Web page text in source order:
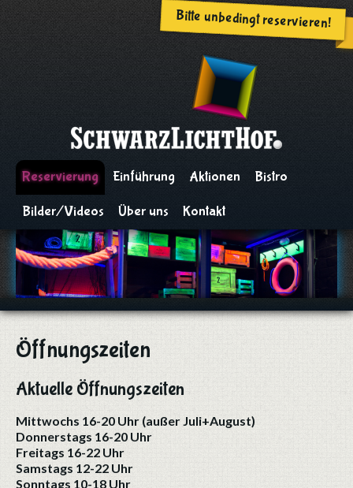
Reservierung Einführung Aktionen Bistro
Bilder/Videos Über uns Kontakt
Bitte unbedingt reservieren!
Öffnungszeiten
Aktuelle Öffnungszeiten
Mittwochs 16-20 Uhr (außer Juli+August)
Donnerstags 16-20 Uhr
Freitags 16-22 Uhr
Samstags 12-22 Uhr
Sonntags 10-18 Uhr